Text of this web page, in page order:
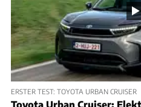
ERSTER TEST: TOYOTA URBAN CRUISER
Toyota Urban Cruiser: